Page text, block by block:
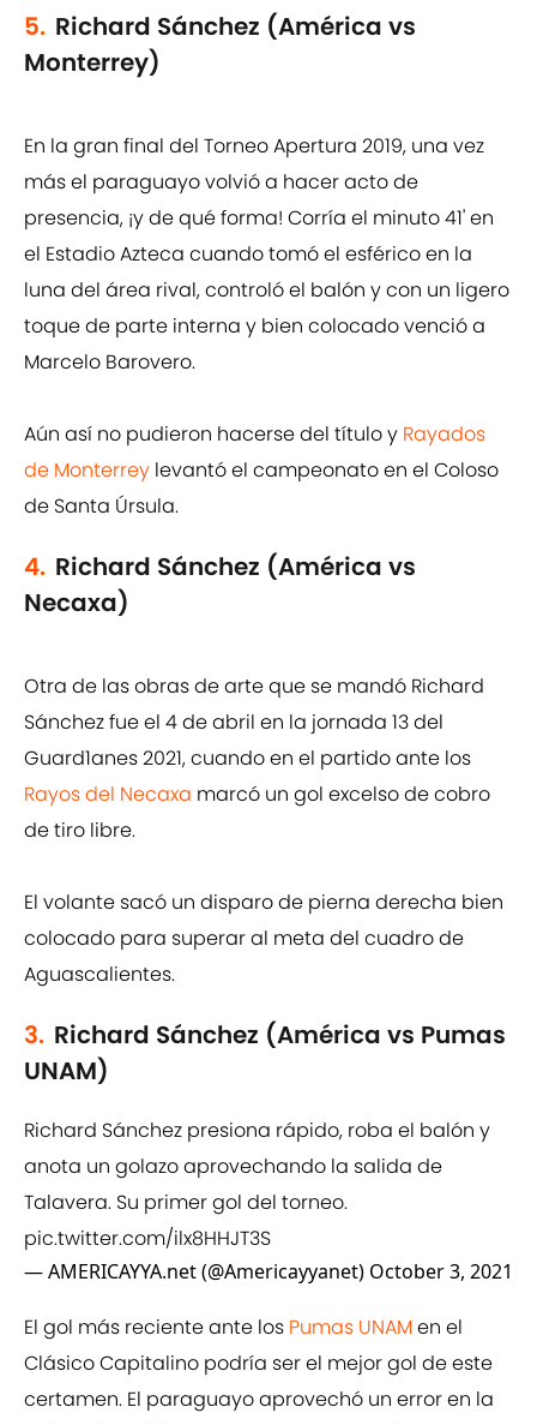
5. Richard Sánchez (América vs
Monterrey)
En la gran final del Torneo Apertura 2019, una vez
más el paraguayo volvió a hacer acto de
presencia, ¡y de qué forma! Corría el minuto 41' en
el Estadio Azteca cuando tomó el esférico en la
luna del área rival, controló el balón y con un ligero
toque de parte interna y bien colocado venció a
Marcelo Barovero.
Aún así no pudieron hacerse del título y Rayados
de Monterrey levantó el campeonato en el Coloso
de Santa Úrsula.
4. Richard Sánchez (América vs
Necaxa)
Otra de las obras de arte que se mandó Richard
Sánchez fue el 4 de abril en la jornada 13 del
Guard1anes 2021, cuando en el partido ante los
Rayos del Necaxa marcó un gol excelso de cobro
de tiro libre.
El volante sacó un disparo de pierna derecha bien
colocado para superar al meta del cuadro de
Aguascalientes.
3. Richard Sánchez (América vs Pumas
UNAM)
Richard Sánchez presiona rápido, roba el balón y
anota un golazo aprovechando la salida de
Talavera. Su primer gol del torneo.
pic.twitter.com/ilx8HHJT3S
— AMERICAYYA.net (@Americayyanet) October 3, 2021
El gol más reciente ante los Pumas UNAMen el
Clásico Capitalino podría ser el mejor gol de este
certamen. El paraguayo aprovechó un error en la